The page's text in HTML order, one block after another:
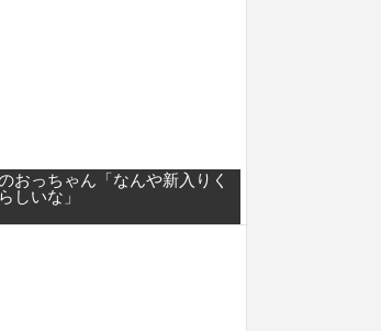
おっちゃん「なんや新入りく
しいな」